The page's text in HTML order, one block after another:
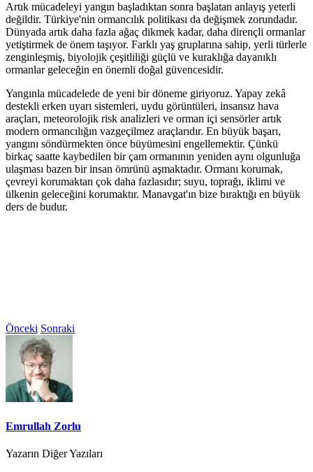
Artık mücadeleyi yangın başladıktan sonra başlatan anlayış yeterli
değildir. Türkiye'nin ormancılık politikası da değişmek zorundadır.
Dünyada artık daha fazla ağaç dikmek kadar, daha dirençli ormanlar
yetiştirmek de önem taşıyor. Farklı yaş gruplarına sahip, yerli türlerle
zenginleşmiş, biyolojik çeşitliliği güçlü ve kuraklığa dayanıklı
ormanlar geleceğin en önemli doğal güvencesidir.
Yangınla mücadelede de yeni bir döneme giriyoruz. Yapay zekâ
destekli erken uyarı sistemleri, uydu görüntüleri, insansız hava
araçları, meteorolojik risk analizleri ve orman içi sensörler artık
modern ormancılığın vazgeçilmez araçlarıdır. En büyük başarı,
yangını söndürmekten önce büyümesini engellemektir. Çünkü
birkaç saatte kaybedilen bir çam ormanının yeniden aynı olgunluğa
ulaşması bazen bir insan ömrünü aşmaktadır. Ormanı korumak,
çevreyi korumaktan çok daha fazlasıdır; suyu, toprağı, iklimi ve
ülkenin geleceğini korumaktır. Manavgat'ın bize bıraktığı en büyük
ders de budur.
Önceki Sonraki
Emrullah Zorlu
Yazarın Diğer Yazıları